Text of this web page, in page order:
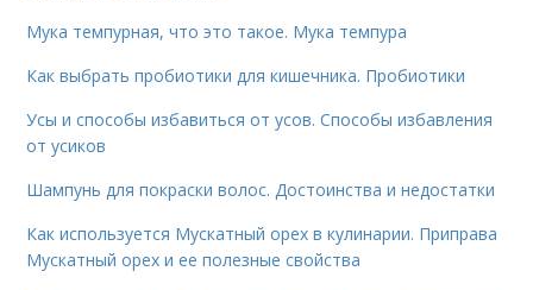
Мука темпурная, что это такое. Мука темпура
Как выбрать пробиотики для кишечника. Пробиотики
Усы и способы избавиться от усов. Способы избавления
от усиков
Шампунь для покраски волос. Достоинства и недостатки
Как используется Мускатный орех в кулинарии. Приправа
Мускатный орех и ее полезные свойства